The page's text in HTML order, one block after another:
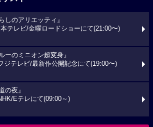
しのアリエッティ』
テレビ/金曜ロードショーにて(21:00〜)
ーのミニオン超変身』
ジテレビ/最新作公開記念にて(19:00〜)
の夜』
Eテレにて(09:00～)